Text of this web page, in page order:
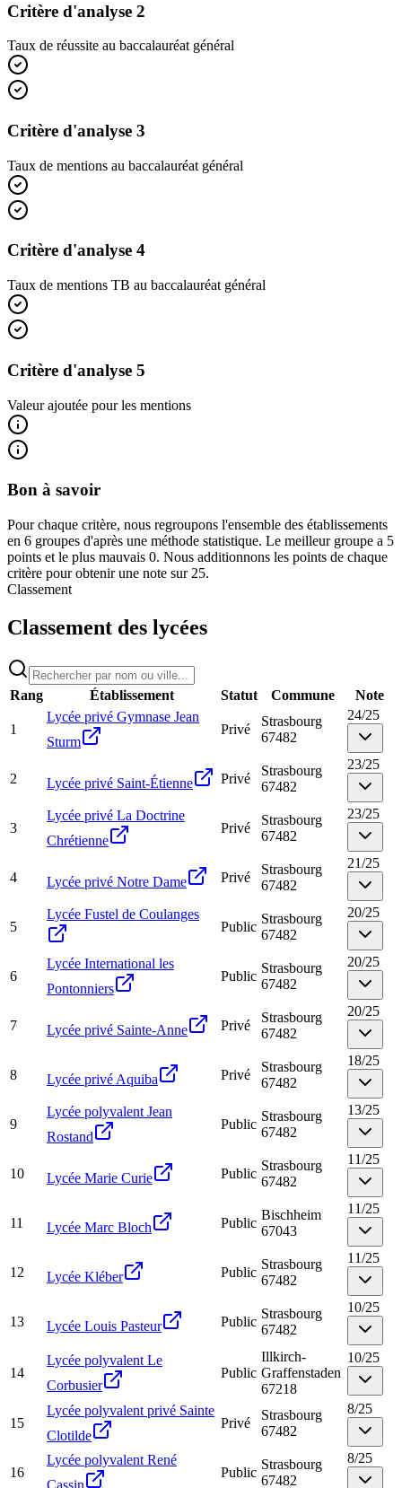
Critère d'analyse 2
Taux de réussite au baccalauréat général
Critère d'analyse 3
Taux de mentions au baccalauréat général
Critère d'analyse 4
Taux de mentions TB au baccalauréat général
Critère d'analyse 5
Valeur ajoutée pour les mentions
Bon à savoir
Pour chaque critère, nous regroupons l'ensemble des établissements
en 6 groupes d'après une méthode statistique. Le meilleur groupe a 5
points et le plus mauvais 0. Nous additionnons les points de chaque
critère pour obtenir une note sur 25.
Classement
Classement des lycées
Rang Établissement Statut Commune Note
1
Lycée privé Gymnase Jean
Sturm
Privé
Strasbourg
67482
24/25
2 Lycée privé Saint-Étienne Privé
Strasbourg
67482
23/25
3
Lycée privé La Doctrine
Chrétienne
Privé
Strasbourg
67482
23/25
4 Lycée privé Notre Dame Privé
Strasbourg
67482
21/25
5
Lycée Fustel de Coulanges
Public
Strasbourg
67482
20/25
6
Lycée International les
Pontonniers
Public
Strasbourg
67482
20/25
7 Lycée privé Sainte-Anne Privé
Strasbourg
67482
20/25
8 Lycée privé Aquiba Privé
Strasbourg
67482
18/25
9
Lycée polyvalent Jean
Rostand
Public
Strasbourg
67482
13/25
10 Lycée Marie Curie Public
Strasbourg
67482
11/25
11 Lycée Marc Bloch Public
Bischheim
67043
11/25
12 Lycée Kléber Public
Strasbourg
67482
11/25
13 Lycée Louis Pasteur Public
Strasbourg
67482
10/25
14
Lycée polyvalent Le
Corbusier
Public
Illkirch-
Graffenstaden
67218
10/25
15
Lycée polyvalent privé Sainte
Clotilde
Privé
Strasbourg
67482
8/25
16
Lycée polyvalent René
Cassin
Public
Strasbourg
67482
8/25